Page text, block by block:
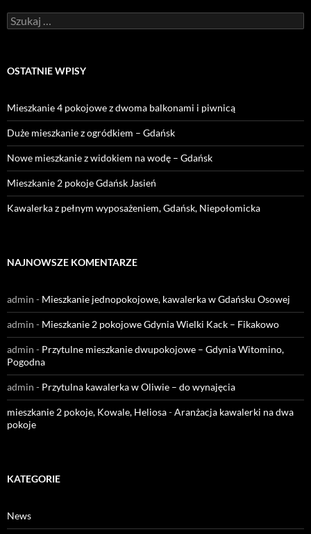
Szukaj:
OSTATNIE WPISY
Mieszkanie 4 pokojowe z dwoma balkonami i piwnicą
Duże mieszkanie z ogródkiem – Gdańsk
Nowe mieszkanie z widokiem na wodę – Gdańsk
Mieszkanie 2 pokoje Gdańsk Jasień
Kawalerka z pełnym wyposażeniem, Gdańsk, Niepołomicka
NAJNOWSZE KOMENTARZE
admin - Mieszkanie jednopokojowe, kawalerka w Gdańsku Osowej
admin - Mieszkanie 2 pokojowe Gdynia Wielki Kack – Fikakowo
admin - Przytulne mieszkanie dwupokojowe – Gdynia Witomino,
Pogodna
admin - Przytulna kawalerka w Oliwie – do wynajęcia
mieszkanie 2 pokoje, Kowale, Heliosa-Aranżacja kawalerki na dwa
pokoje
KATEGORIE
News